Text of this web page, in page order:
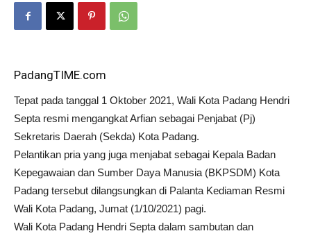
PadangTIME.com
Tepat pada tanggal 1 Oktober 2021, Wali Kota Padang Hendri
Septa resmi mengangkat Arfian sebagai Penjabat (Pj)
Sekretaris Daerah (Sekda) Kota Padang.
Pelantikan pria yang juga menjabat sebagai Kepala Badan
Kepegawaian dan Sumber Daya Manusia (BKPSDM) Kota
Padang tersebut dilangsungkan di Palanta Kediaman Resmi
Wali Kota Padang, Jumat (1/10/2021) pagi.
Wali Kota Padang Hendri Septa dalam sambutan dan